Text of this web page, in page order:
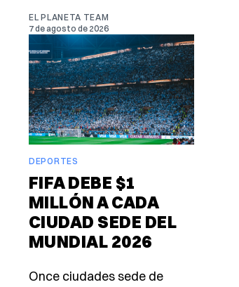
EL PLANETA TEAM
7 de agosto de 2026
DEPORTES
FIFA DEBE $1
MILLÓN A CADA
CIUDAD SEDE DEL
MUNDIAL 2026
Once ciudades sede de